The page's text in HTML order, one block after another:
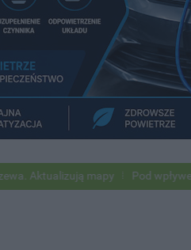
mapy Pod wpływem